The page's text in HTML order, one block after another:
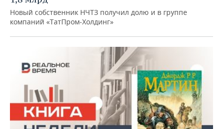
Новый собственник НЧТЗ получил долю и в группе
компаний «ТатПром-Холдинг»